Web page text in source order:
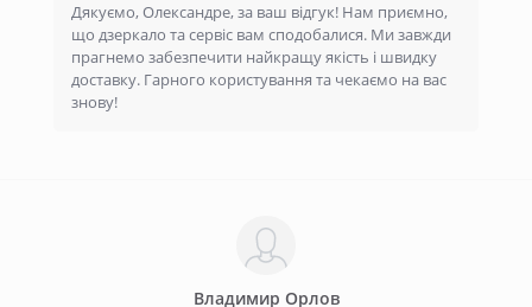
Дякуємо, Олександре, за ваш відгук! Нам приємно,
що дзеркало та сервіс вам сподобалися. Ми завжди
прагнемо забезпечити найкращу якість і швидку
доставку. Гарного користування та чекаємо на вас
знову!
Владимир Орлов